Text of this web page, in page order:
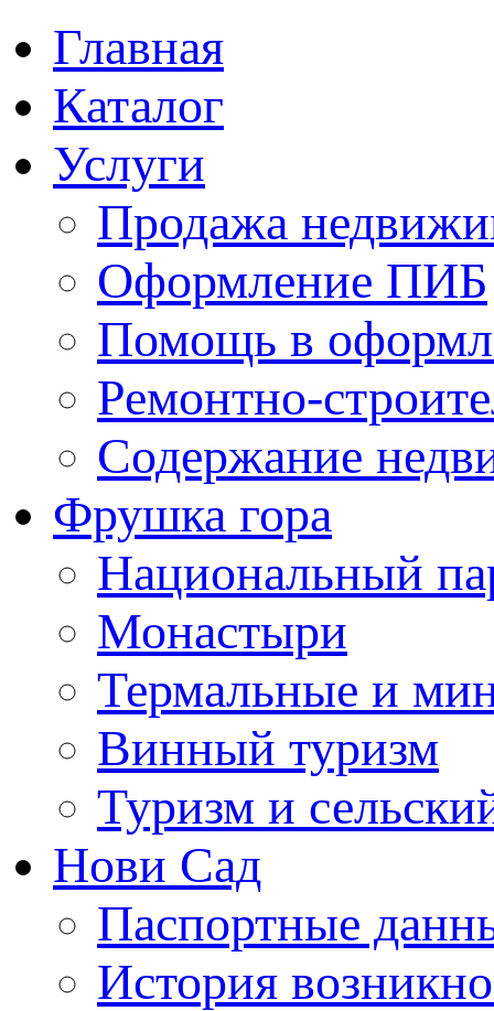
Главная
Каталог
Услуги
Продажа
Оформление ПИБ
Помощь в
Ремонтно-
Содержание
Фрушка гора
Национальный
Монастыри
Термальные и
Винный туризм
Туризм и
Нови Сад
Паспортные
История